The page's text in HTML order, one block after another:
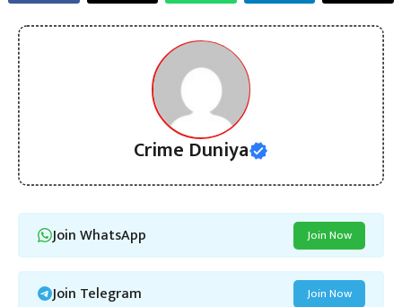
Crime Duniya
Join WhatsApp Join Now
Join Telegram Join Now